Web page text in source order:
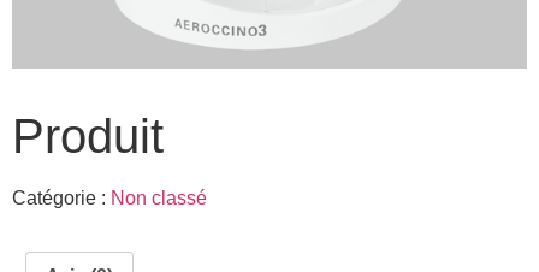
Produit
Catégorie : Non classé